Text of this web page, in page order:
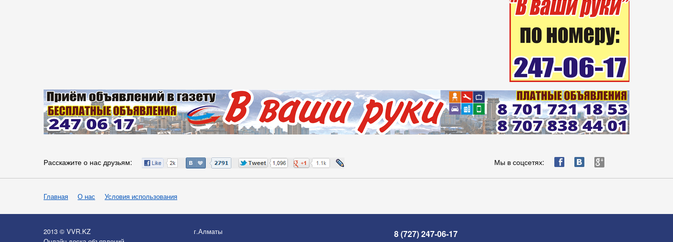
Расскажите о нас друзьям: Мы в соцсетях: ä æ è
Главная О нас Условия использования
2013 © VVR.KZ
г.Алматы 8 (727) 247-06-17